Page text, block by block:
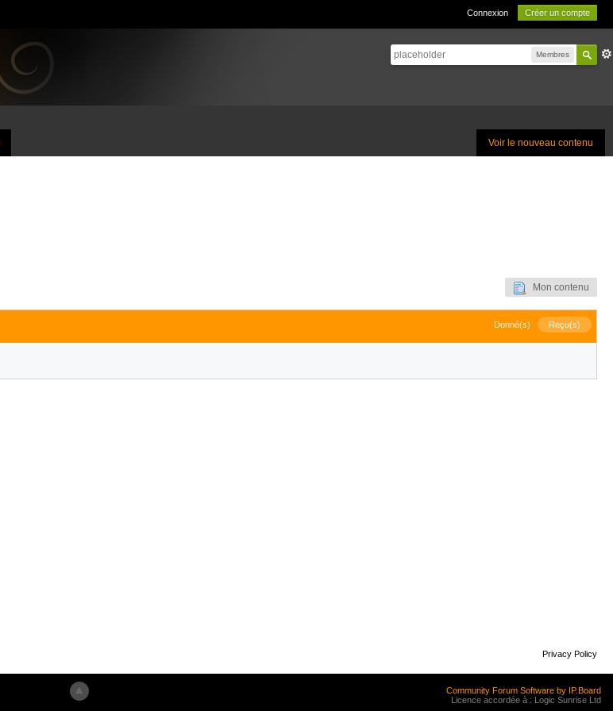
Connexion Créer un compte
Membres
Voir le nouveau contenu
Mon contenu
Donné(s) Reçu(s)
Privacy Policy
Community Forum Software by IP.Board
Licence accordée à : Logic Sunrise Ltd